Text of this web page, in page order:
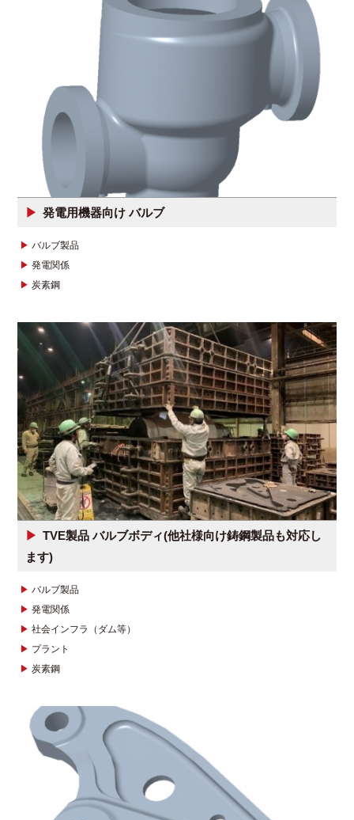
発電用機器向け バルブ
バルブ製品
発電関係
炭素鋼
TVE製品 バルブボディ(他社様向け鋳鋼製品も対応し
ます)
バルブ製品
発電関係
社会インフラ（ダム等）
プラント
炭素鋼